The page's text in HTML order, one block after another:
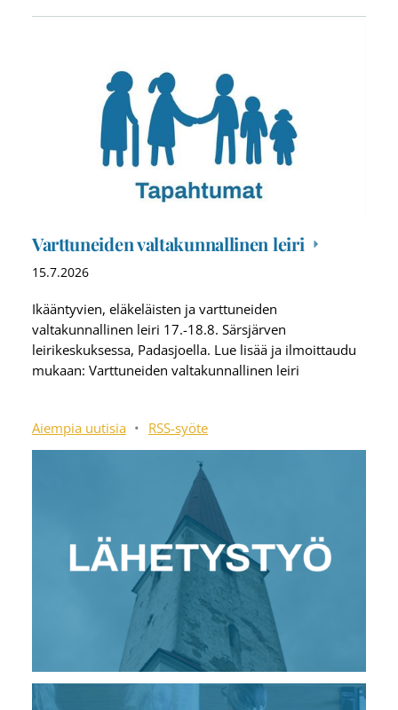
Varttuneiden valtakunnallinen leiri
15.7.2026
Ikääntyvien, eläkeläisten ja varttuneiden
valtakunnallinen leiri 17.-18.8. Särsjärven
leirikeskuksessa, Padasjoella. Lue lisää ja ilmoittaudu
mukaan: Varttuneiden valtakunnallinen leiri
Aiempia uutisia • RSS-syöte